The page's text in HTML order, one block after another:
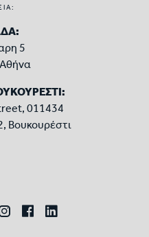
5
011434
Βουκουρέστι